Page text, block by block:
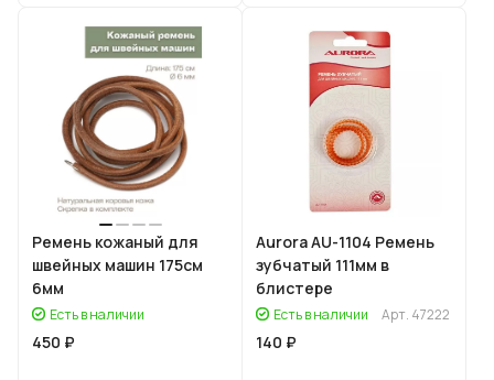
Ремень кожаный для
швейных машин 175см
6мм
Есть в наличии
450 ₽
Aurora AU-1104 Ремень
зубчатый 111мм в
блистере
Есть в наличии Арт. 47222
140 ₽